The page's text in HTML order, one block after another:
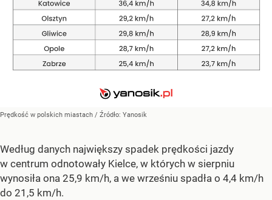
Prędkość w polskich miastach / Źródło: Yanosik
Według danych największy spadek prędkości jazdy
w centrum odnotowały Kielce, w których w sierpniu
wynosiła ona 25,9 km/h, a we wrześniu spadła o 4,4 km/h
do 21,5 km/h.